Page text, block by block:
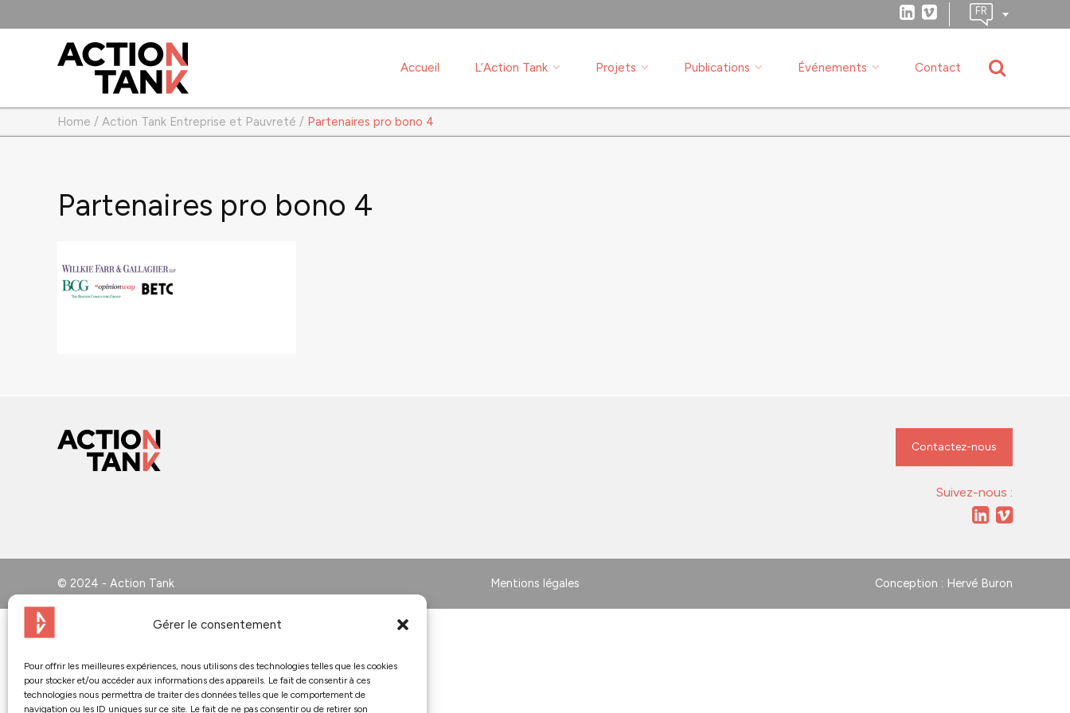
Gérer le consentement
Pour offrir les meilleures expériences, nous utilisons des technologies telles que les cookies
pour stocker et/ou accéder aux informations des appareils. Le fait de consentir à ces
technologies nous permettra de traiter des données telles que le comportement de
navigation ou les ID uniques sur ce site. Le fait de ne pas consentir ou de retirer son
Accueil L’Action Tank Projets Publications Événements Contact
Home / Action Tank Entreprise et Pauvreté / Partenaires pro bono 4
Partenaires pro bono 4
Contactez-nous
Suivez-nous :
© 2024 - Action Tank Mentions légales Conception : Hervé Buron